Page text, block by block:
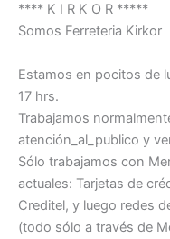
**** K I R K O R *****
Somos Ferreteria Kirkor
Estamos en pocitos de
17 hrs.
Trabajamos
atención_al_publico y
Sólo trabajamos con
actuales: Tarjetas de
Creditel, y luego redes
(todo sólo a través de